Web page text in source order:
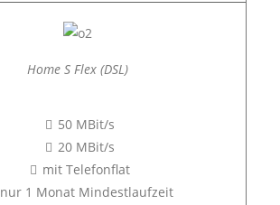
Home S Flex (DSL)
50 MBit/s
20 MBit/s
mit Telefonflat
nur 1 Monat Mindestlaufzeit